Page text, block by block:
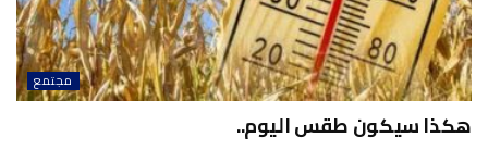
مجتمع
هكذا سيكون طقس اليوم..